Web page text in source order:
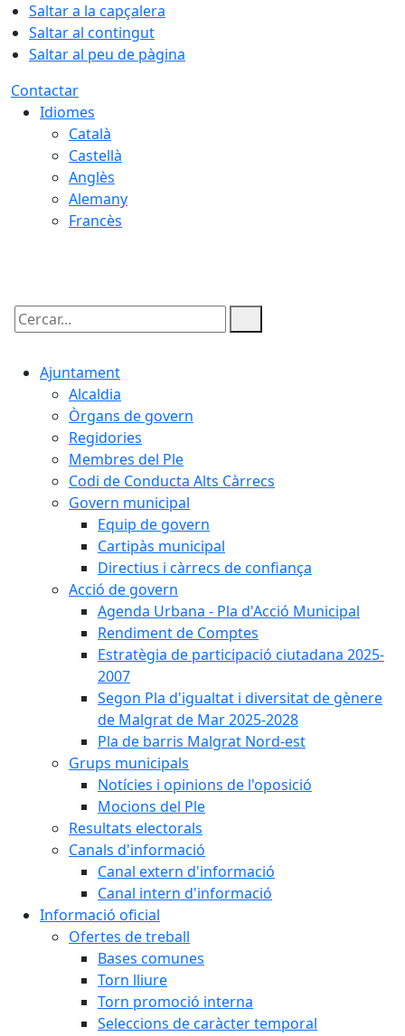
Saltar a la capçalera
Saltar al contingut
Saltar al peu de pàgina
Contactar
Idiomes
Català
Castellà
Anglès
Alemany
Francès
Cercar:
Ajuntament
Alcaldia
Òrgans de govern
Regidories
Membres del Ple
Codi de Conducta Alts Càrrecs
Govern municipal
Equip de govern
Cartipàs municipal
Directius i càrrecs de confiança
Acció de govern
Agenda Urbana - Pla d'Acció Municipal
Rendiment de Comptes
Estratègia de participació ciutadana 2025-
2007
Segon Pla d'igualtat i diversitat de gènere
de Malgrat de Mar 2025-2028
Pla de barris Malgrat Nord-est
Grups municipals
Notícies i opinions de l'oposició
Mocions del Ple
Resultats electorals
Canals d'informació
Canal extern d'informació
Canal intern d'informació
Informació oficial
Ofertes de treball
Bases comunes
Torn lliure
Torn promoció interna
Seleccions de caràcter temporal